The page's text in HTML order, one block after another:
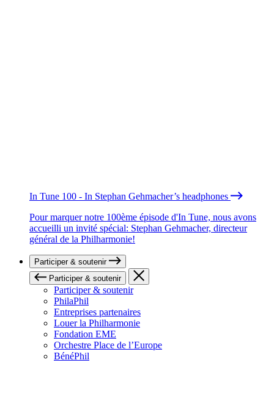
In Tune 100 - In Stephan Gehmacher’s headphones
Pour marquer notre 100ème épisode d'In Tune, nous avons
accueilli un invité spécial: Stephan Gehmacher, directeur
général de la Philharmonie!
Participer & soutenir
Participer & soutenir
Participer & soutenir
PhilaPhil
Entreprises partenaires
Louer la Philharmonie
Fondation EME
Orchestre Place de l’Europe
BénéPhil